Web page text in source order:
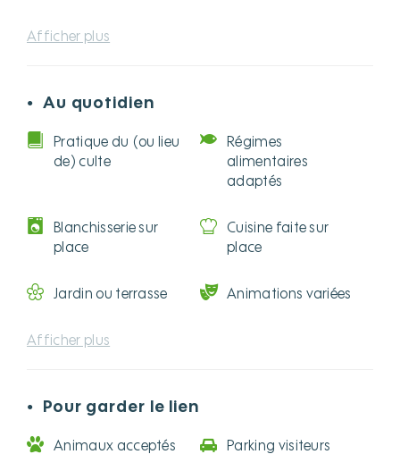
Afficher plus
● Au quotidien
Pratique du (ou lieu
de) culte
Régimes
alimentaires
adaptés
Blanchisserie sur
place
Cuisine faite sur
place
Jardin ou terrasse Animations variées
Afficher plus
● Pour garder le lien
Animaux acceptés Parking visiteurs